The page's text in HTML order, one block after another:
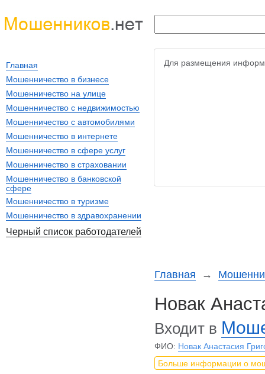
Для размещения
Главная →
Новак
Входит в
ФИО: Новак Анастасия
Больше информации о
Главная
Мошенничество в бизнесе
Мошенничество на улице
Мошенничество с недвижимостью
Мошенничество с автомобилями
Мошенничество в интернете
Мошенничество в сфере услуг
Мошенничество в страховании
Мошенничество в банковской
сфере
Мошенничество в туризме
Мошенничество в здравохранении
Черный список работодателей